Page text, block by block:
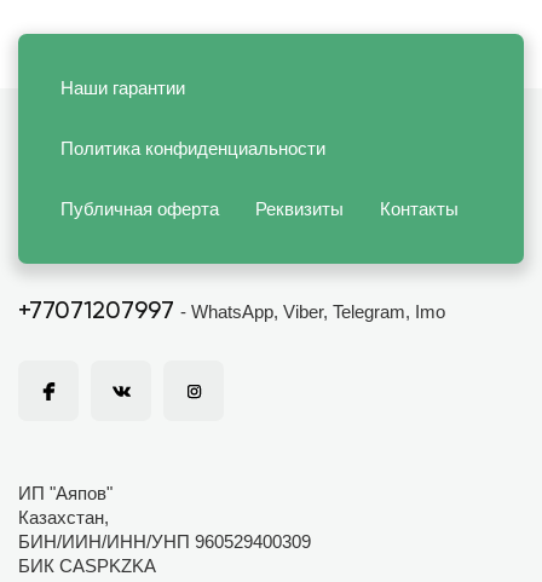
Наши гарантии
Политика конфиденциальности
Публичная оферта Реквизиты Контакты
+77071207997 - WhatsApp, Viber, Telegram, Imo
ИП "Аяпов"
Казахстан,
БИН/ИИН/ИНН/УНП 960529400309
БИК CASPKZKA